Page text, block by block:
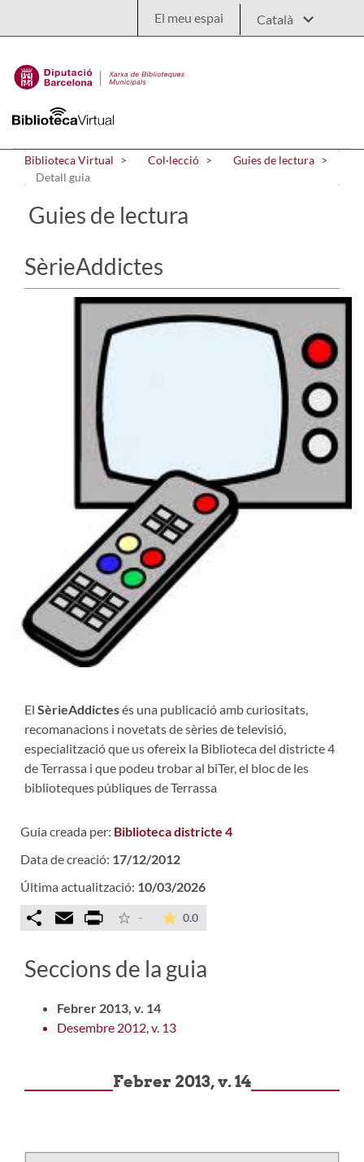
El meu espai
Biblioteca Virtual Col·lecció
Guies de lectura
Detall guia
Guies de lectura
SèrieAddictes
El SèrieAddictesés una publicació amb curiositats,
recomanacions i novetats de sèries de televisió,
especialització que us ofereix la Biblioteca del districte 4
de Terrassa i que podeu trobar al biTer, el bloc de les
biblioteques públiques de Terrassa
Guia creada per: Biblioteca districte 4
Data de creació: 17/12/2012
Última actualització: 10/03/2026
Comparteix
Email Print - 0.0La mitjana de les valoracions
Seccions de la guia
Febrer 2013, v. 14
Desembre 2012, v. 13
Febrer 2013, v. 14